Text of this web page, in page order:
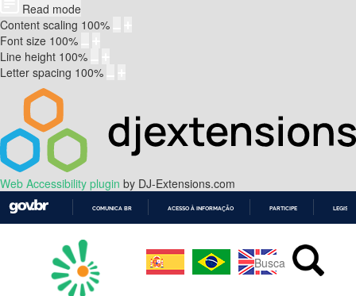
Read mode
Content scaling 100%
Font size 100%
Line height 100%
Letter spacing 100%
Web Accessibility plugin by DJ-Extensions.com
CONTEÚDO
COMUNICA BR ACESSO À INFORMAÇÃO PARTICIPE